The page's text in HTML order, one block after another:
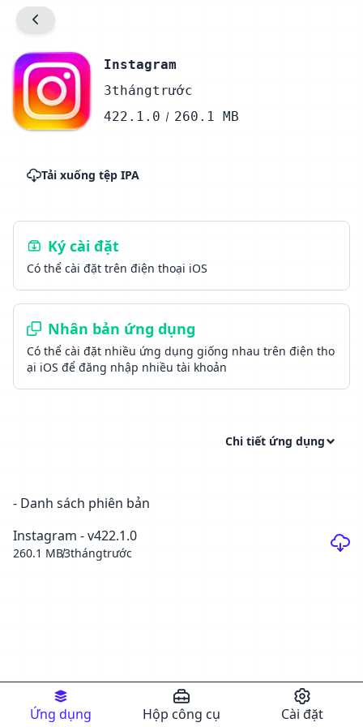
Instagram
3thángtrước
422.1.0
260.1 MB
Tải xuống tệp IPA
Ký cài đặt
Có thể cài đặt trên điện thoại iOS
Nhân bản ứng dụng
Có thể cài đặt nhiều ứng dụng giống nhau trên điện tho
ại iOS để đăng nhập nhiều tài khoản
Chi tiết ứng dụng
- Danh sách phiên bản
Instagram - v422.1.0
260.1 MB3thángtrước
Ứng dụng Hộp công cụ Cài đặt